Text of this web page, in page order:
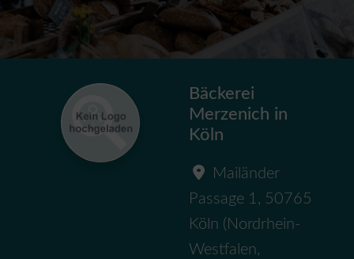
Bäckerei
Merzenich in
Köln
Mailänder
Passage 1, 50765
Köln ( Nordrhein-
Westfalen,